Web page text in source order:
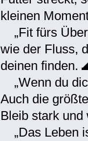
kleinen
„Fit fürs
wie der Fluss,
deinen finden.
„Wenn du
Auch die
Bleib stark und
„Das Leben